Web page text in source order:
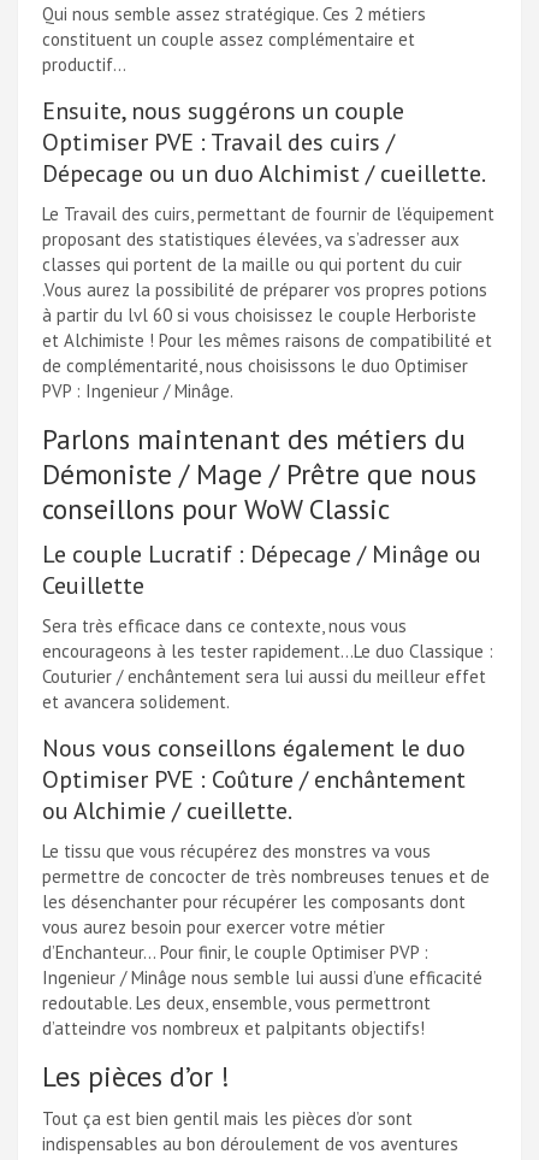
Qui nous semble assez stratégique. Ces 2 métiers
constituent un couple assez complémentaire et
productif…
Ensuite, nous suggérons un couple
Optimiser PVE : Travail des cuirs /
Dépecage ou un duo Alchimist / cueillette.
Le Travail des cuirs, permettant de fournir de l’équipement
proposant des statistiques élevées, va s’adresser aux
classes qui portent de la maille ou qui portent du cuir
.Vous aurez la possibilité de préparer vos propres potions
à partir du lvl 60 si vous choisissez le couple Herboriste
et Alchimiste ! Pour les mêmes raisons de compatibilité et
de complémentarité, nous choisissons le duo Optimiser
PVP : Ingenieur / Minâge.
Parlons maintenant des métiers du
Démoniste / Mage / Prêtre que nous
conseillons pour WoW Classic
Le couple Lucratif : Dépecage / Minâge ou
Ceuillette
Sera très efficace dans ce contexte, nous vous
encourageons à les tester rapidement…Le duo Classique :
Couturier / enchântement sera lui aussi du meilleur effet
et avancera solidement.
Nous vous conseillons également le duo
Optimiser PVE : Coûture / enchântement
ou Alchimie / cueillette.
Le tissu que vous récupérez des monstres va vous
permettre de concocter de très nombreuses tenues et de
les désenchanter pour récupérer les composants dont
vous aurez besoin pour exercer votre métier
d’Enchanteur… Pour finir, le couple Optimiser PVP :
Ingenieur / Minâge nous semble lui aussi d’une efficacité
redoutable. Les deux, ensemble, vous permettront
d’atteindre vos nombreux et palpitants objectifs!
Les pièces d’or !
Tout ça est bien gentil mais les pièces d’or sont
indispensables au bon déroulement de vos aventures